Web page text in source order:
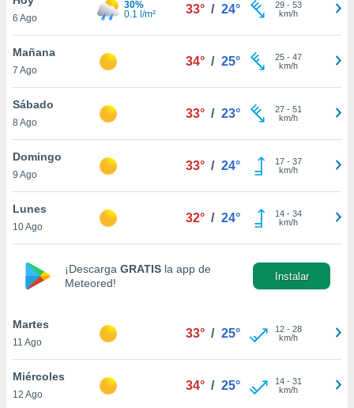
en
más
nuestra
de
aceptar
de
sitio
En
6 Ago
30%
0.1 l/m²
33° / 24° 29- 53
km/h
Mañana
7 Ago
34° / 25° 25- 47
km/h
Sábado
8 Ago
33° / 23° 27- 51
km/h
Domingo
9 Ago
33° / 24° 17- 37
km/h
Lunes
10 Ago
32° / 24° 14- 34
km/h
¡Descarga GRATIS la app de
Meteored!
Instalar
Martes
11 Ago
33° / 25° 12- 28
km/h
Miércoles
12 Ago
34° / 25° 14- 31
km/h